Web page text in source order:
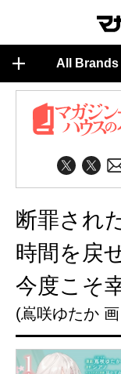
All Brands
断罪され
時間を戻
今度こそ
(嶌咲ゆたか